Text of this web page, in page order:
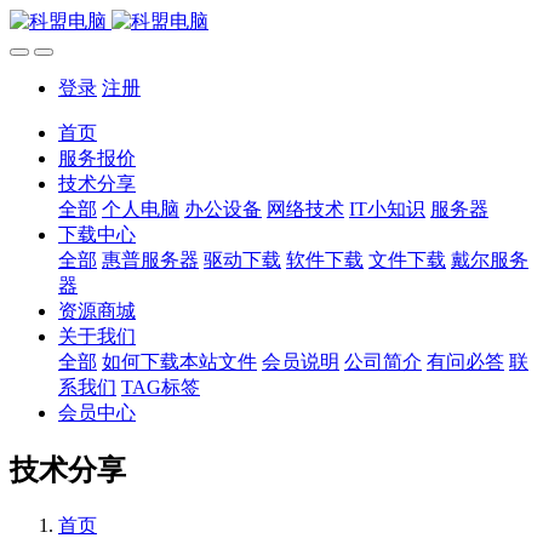
登录 注册
首页
服务报价
技术分享
全部 个人电脑 办公设备 网络技术 IT小知识 服务器
下载中心
全部 惠普服务器 驱动下载 软件下载 文件下载 戴尔服务
器
资源商城
关于我们
全部 如何下载本站文件 会员说明 公司简介 有问必答 联
系我们 TAG标签
会员中心
技术分享
首页